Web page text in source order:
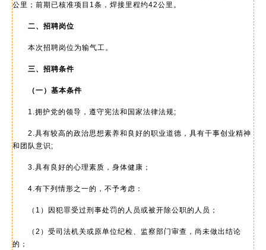
公里；前期已核准项目1条，焊接里程约42公里。
二、招聘岗位
本次招聘岗位为输气工。
三、招聘条件
（一）基本条件
1.拥护党的领导，遵守宪法和国家法律法规;
2.具有较高的政治思想素养和良好的职业道德，具有干事创业精神
和团队意识;
3.具有良好的心理素质，身体健康；
4.有下列情形之一的，不予考虑：
（1）因犯罪受过刑事处罚的人员或被开除公职的人员；
（2）受司法机关或原单位纪检、监察部门审查，尚未做出结论
的；